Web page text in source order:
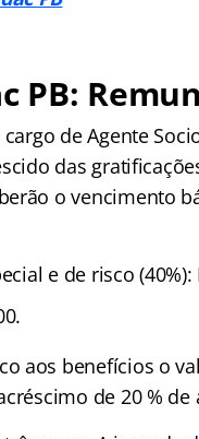
PB:
de Agente
das
o vencimento
e de risco (40%):
aos benefícios o
de 20 %